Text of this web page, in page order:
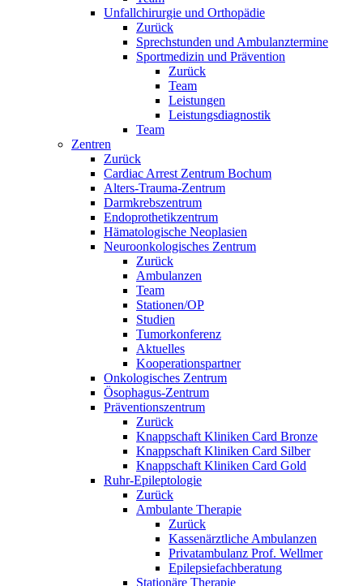
Unfallchirurgie und Orthopädie
Zurück
Sprechstunden und Ambulanztermine
Sportmedizin und Prävention
Zurück
Team
Leistungen
Leistungsdiagnostik
Team
Zentren
Zurück
Cardiac Arrest Zentrum Bochum
Alters-Trauma-Zentrum
Darmkrebszentrum
Endoprothetikzentrum
Hämatologische Neoplasien
Neuroonkologisches Zentrum
Zurück
Ambulanzen
Team
Stationen/OP
Studien
Tumorkonferenz
Aktuelles
Kooperationspartner
Onkologisches Zentrum
Ösophagus-Zentrum
Präventionszentrum
Zurück
Knappschaft Kliniken Card Bronze
Knappschaft Kliniken Card Silber
Knappschaft Kliniken Card Gold
Ruhr-Epileptologie
Zurück
Ambulante Therapie
Zurück
Kassenärztliche Ambulanzen
Privatambulanz Prof. Wellmer
Epilepsiefachberatung
Stationäre Therapie